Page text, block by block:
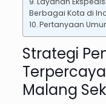
Berbagai Kota di
Pertanyaan
Strategi
Malang